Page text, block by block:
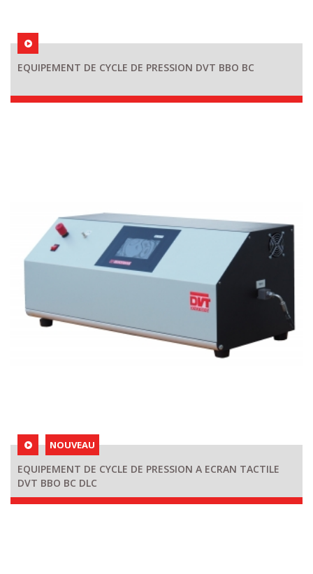
EQUIPEMENT DE CYCLE DE PRESSION DVT BBO BC
NOUVEAU
EQUIPEMENT DE CYCLE DE PRESSION A ECRAN TACTILE
DVT BBO BC DLC